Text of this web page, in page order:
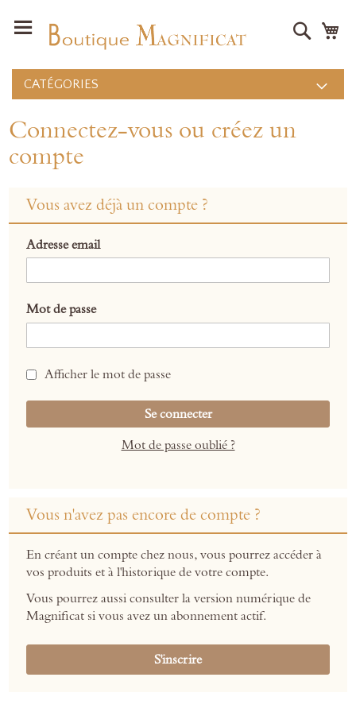
CATÉGORIES
Connectez-vous ou créez un
compte
Vous avez déjà un compte ?
Adresse email
Mot de passe
Afficher le mot de passe
Se connecter
Mot de passe oublié ?
Vous n'avez pas encore de compte ?
En créant un compte chez nous, vous pourrez accéder à
vos produits et à l'historique de votre compte.
Vous pourrez aussi consulter la version numérique de
Magnificat si vous avez un abonnement actif.
S'inscrire